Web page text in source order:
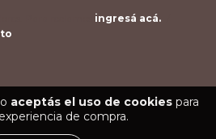
aceptás el uso de cookiespara
de compra.
ingresá acá.